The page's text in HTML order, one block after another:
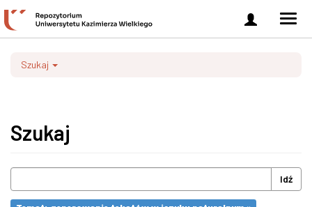
Zaloguj
się
Szukaj
Szukaj
Idź